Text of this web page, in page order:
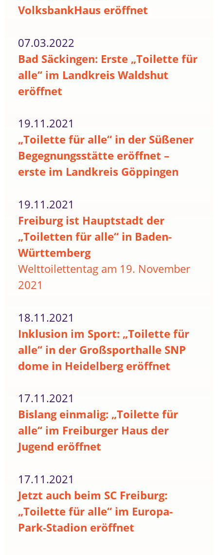
VolksbankHaus eröffnet
07.03.2022
Bad Säckingen: Erste „Toilette für
alle“ im Landkreis Waldshut
eröffnet
19.11.2021
„Toilette für alle“ in der Süßener
Begegnungsstätte eröffnet –
erste im Landkreis Göppingen
19.11.2021
Freiburg ist Hauptstadt der
„Toiletten für alle“ in Baden-
Württemberg
Welttoilettentag am 19. November
2021
18.11.2021
Inklusion im Sport: „Toilette für
alle“ in der Großsporthalle SNP
dome in Heidelberg eröffnet
17.11.2021
Bislang einmalig: „Toilette für
alle“ im Freiburger Haus der
Jugend eröffnet
17.11.2021
Jetzt auch beim SC Freiburg:
„Toilette für alle“ im Europa-
Park-Stadion eröffnet